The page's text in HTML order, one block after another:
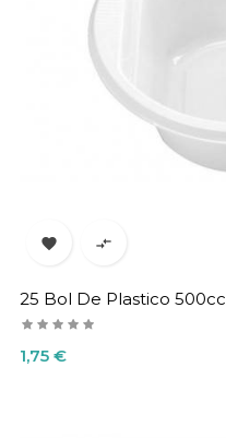
 
25 Bol De Plastico 500cc
Precio
1,75 €